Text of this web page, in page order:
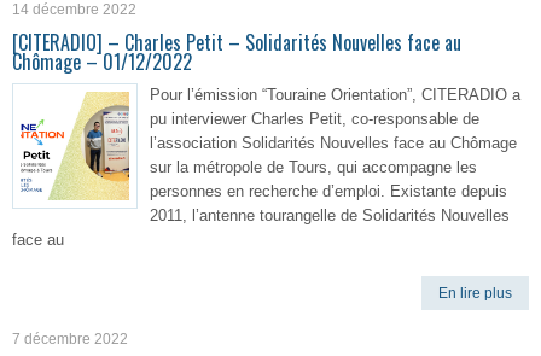
14 décembre 2022
[CITERADIO] – Charles Petit – Solidarités Nouvelles face au
Chômage – 01/12/2022
Pour l’émission “Touraine Orientation”, CITERADIO a
pu interviewer Charles Petit, co-responsable de
l’association Solidarités Nouvelles face au Chômage
sur la métropole de Tours, qui accompagne les
personnes en recherche d’emploi. Existante depuis
2011, l’antenne tourangelle de Solidarités Nouvelles
face au
En lire plus
7 décembre 2022